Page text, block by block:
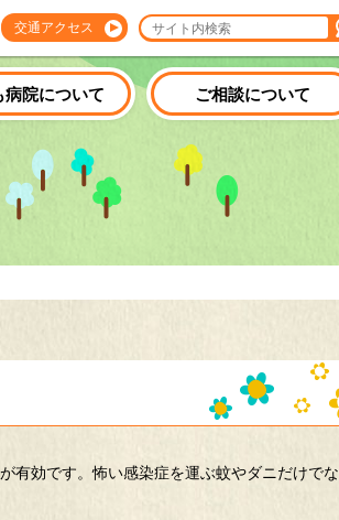
交通アクセス
病院について ご相談について
有効です。怖い感染症を運ぶ蚊やダニだけでな